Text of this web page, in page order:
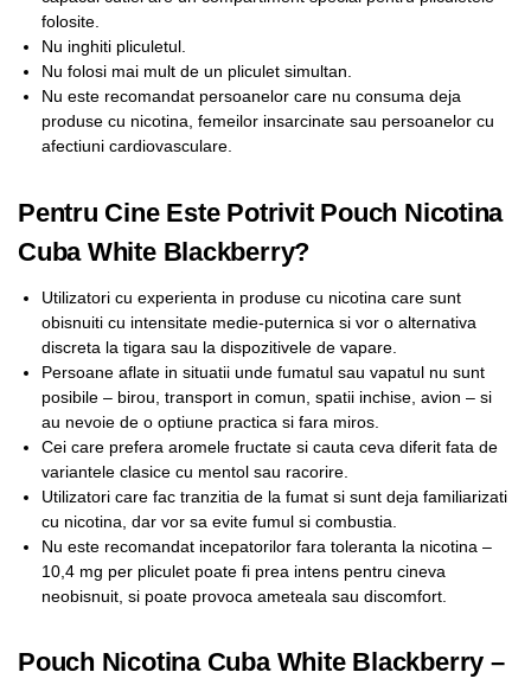
folosite.
Nu inghiti pliculetul.
Nu folosi mai mult de un pliculet simultan.
Nu este recomandat persoanelor care nu consuma deja
produse cu nicotina, femeilor insarcinate sau persoanelor cu
afectiuni cardiovasculare.
Pentru Cine Este Potrivit Pouch Nicotina
Cuba White Blackberry?
Utilizatori cu experienta in produse cu nicotina care sunt
obisnuiti cu intensitate medie-puternica si vor o alternativa
discreta la tigara sau la dispozitivele de vapare.
Persoane aflate in situatii unde fumatul sau vapatul nu sunt
posibile – birou, transport in comun, spatii inchise, avion – si
au nevoie de o optiune practica si fara miros.
Cei care prefera aromele fructate si cauta ceva diferit fata de
variantele clasice cu mentol sau racorire.
Utilizatori care fac tranzitia de la fumat si sunt deja familiarizati
cu nicotina, dar vor sa evite fumul si combustia.
Nu este recomandat incepatorilor fara toleranta la nicotina –
10,4 mg per pliculet poate fi prea intens pentru cineva
neobisnuit, si poate provoca ameteala sau discomfort.
Pouch Nicotina Cuba White Blackberry –